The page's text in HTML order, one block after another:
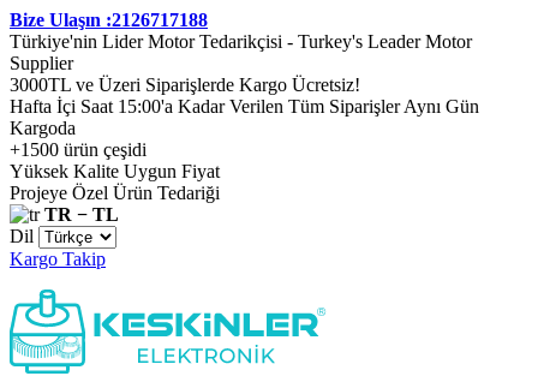
Bize Ulaşın :2126717188
Türkiye'nin Lider Motor Tedarikçisi - Turkey's Leader Motor
Supplier
3000TL ve Üzeri Siparişlerde Kargo Ücretsiz!
Hafta İçi Saat 15:00'a Kadar Verilen Tüm Siparişler Aynı Gün
Kargoda
+1500 ürün çeşidi
Yüksek Kalite Uygun Fiyat
Projeye Özel Ürün Tedariği
TR − TL
Dil
Kargo Takip